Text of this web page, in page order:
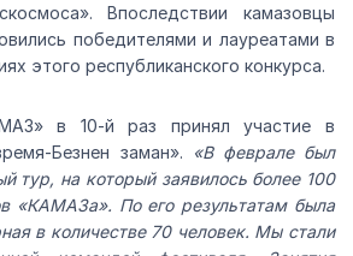
Впоследствии камазовцы
победителями и лауреатами в
этого республиканского конкурса.
в 10-й раз принял участие в
Безнен заман».
«В феврале был
тур, на который заявилось более 100
«КАМАЗа». По его результатам была
в количестве 70 человек. Мы стали